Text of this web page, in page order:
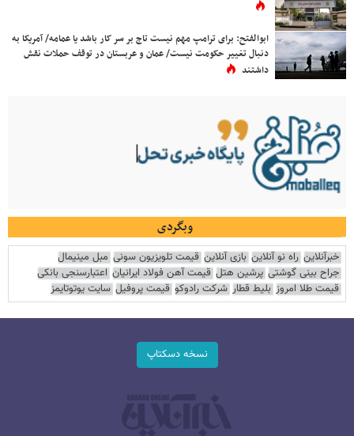
ابوالفتح: برای ترامپ مهم نیست تاج بر سر کار باشد یا عمامه/ آمریکا به
دنبال تغییر حکومت نیست/ عمان و عربستان در توقف حملات نقش
داشتند
وبگردی
خبرآنلاین راه نو آنلاین بازی آنلاین قیمت تلویزیون سونی مبل مینیمال
جراح بینی گوشتی پرشین هتل قیمت آهن فولاد ایرانیان اعتبارسنجی بانکی
قیمت طلا امروز بلیط قطار شرکت رادوکو قیمت پروفیل سایت یوتوتایمز
نسخه دسکتاپ